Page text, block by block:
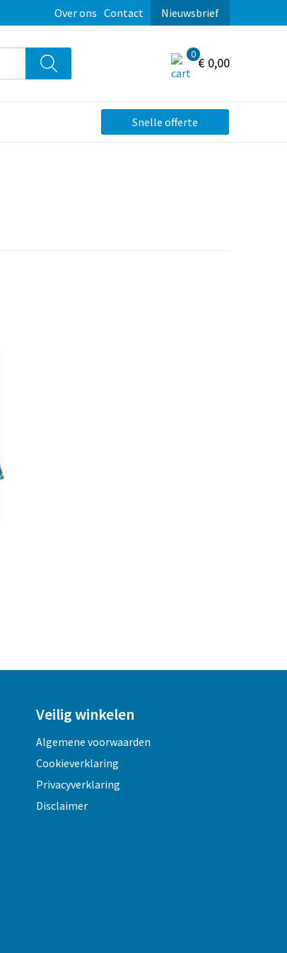
Over ons Contact Nieuwsbrief
0
€ 0,00
Snelle offerte
Veilig winkelen
Algemene voorwaarden
Cookieverklaring
Privacyverklaring
Disclaimer